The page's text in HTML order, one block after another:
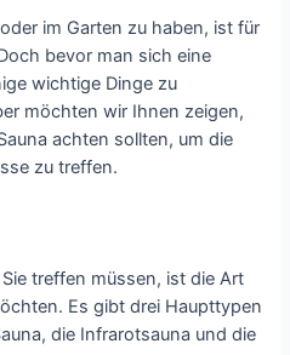
im Garten zu haben, ist für
bevor man sich eine
wichtige Dinge zu
möchten wir Ihnen zeigen,
achten sollten, um die
zu treffen.
treffen müssen, ist die Art
Es gibt drei Haupttypen
die Infrarotsauna und die